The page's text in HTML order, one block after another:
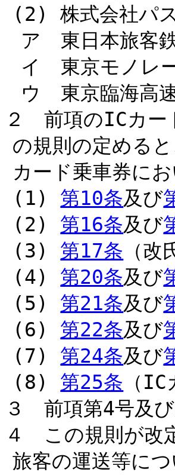
(2) 株式会社パ
ア 東日本旅客
イ 東京モノレ
ウ 東京臨海高
２ 前項のICカー
の規則の定める
カード乗車券に
(1) 第10条及び
(2) 第16条及び
(3) 第17条 （
(4) 第20条及び
(5) 第21条及び
(6) 第22条及び
(7) 第24条及び
(8) 第25条 （
３ 前項第4号及
４ この規則が改
旅客の運送等に